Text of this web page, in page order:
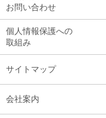
お問い合わせ
個人情報保護への
取組み
サイトマップ
会社案内